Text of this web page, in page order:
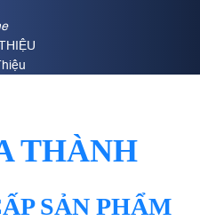
THÀNH
SẢN PHẨM